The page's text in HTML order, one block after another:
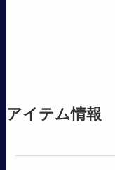
アイテム情報